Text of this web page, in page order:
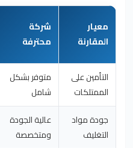
معيار
المقارنة
شركة
محترفة
التأمين على
الممتلكات
متوفر بشكل
شامل
جودة مواد
التغليف
عالية الجودة
ومتخصصة